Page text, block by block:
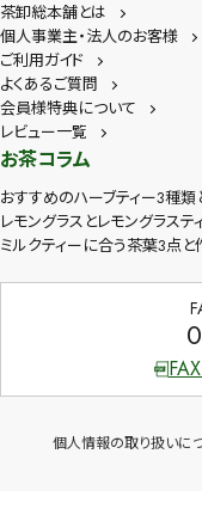
茶卸総本舗とは
個人事業主・法人のお客様
ご利用ガイド
よくあるご質問
会員様特典について
レビュー一覧
お茶コラム
おすすめのハーブティー3種類
レモングラスとレモングラス
ミルクティーに合う茶葉3点と
個人情報の取り扱いに